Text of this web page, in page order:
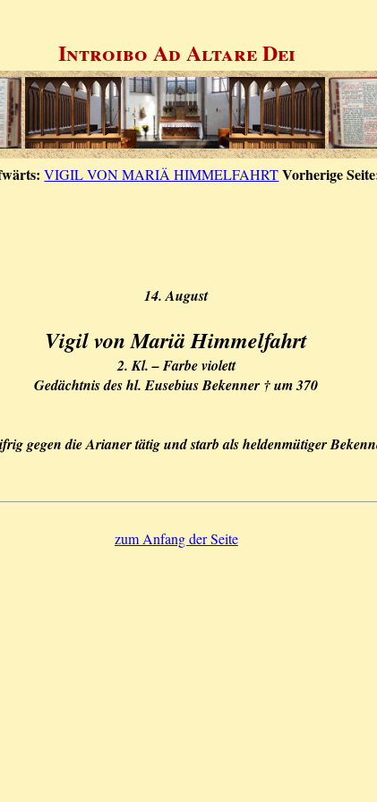
Introibo Ad Altare Dei
VIGIL VON MARIÄ HIMMELFAHRT Vorherige
14. August
Vigil von Mariä Himmelfahrt
2. Kl. – Farbe violett
Gedächtnis des hl. Eusebius Bekenner † um 370
gegen die Arianer tätig und starb als heldenmütiger
zum Anfang der Seite